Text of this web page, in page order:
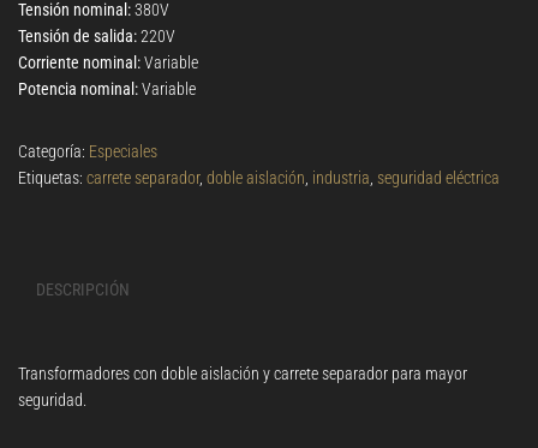
Tensión nominal:380V
Tensión de salida:220V
Corriente nominal:Variable
Potencia nominal:Variable
Categoría: Especiales
Etiquetas: carrete separador, doble aislación industria seguridad eléctrica
DESCRIPCIÓN
Transformadores con doble aislación y carrete separador para mayor
seguridad.